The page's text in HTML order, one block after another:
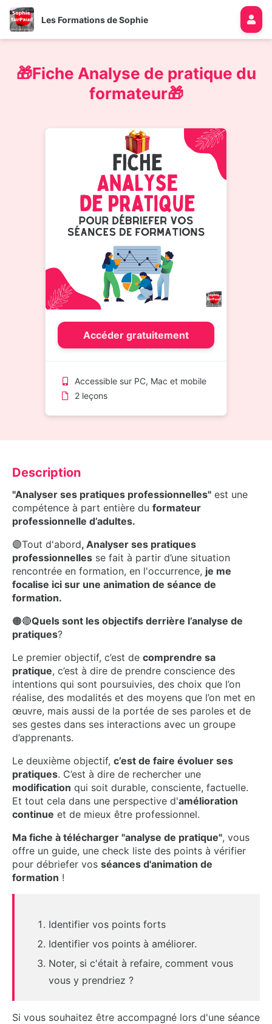
Les Formations de Sophie
🎁Fiche Analyse de pratique du
formateur🎁
Accéder gratuitement
Accessible sur PC, Mac et mobile
2 leçons
Description
"Analyser ses pratiques professionnelles" est une
compétence à part entière du formateur
professionnelle d’adultes.
🟣Tout d'abord, Analyser ses pratiques
professionnelles se fait à partir d’une situation
rencontrée en formation, en l'occurrence, je me
focalise ici sur une animation de séance de
formation.
🟠🔴Quels sont les objectifs derrière l’analyse de
pratiques?
Le premier objectif, c’est de comprendre sa
pratique, c’est à dire de prendre conscience des
intentions qui sont poursuivies, des choix que l’on
réalise, des modalités et des moyens que l’on met en
œuvre, mais aussi de la portée de ses paroles et de
ses gestes dans ses interactions avec un groupe
d’apprenants.
Le deuxième objectif, c’est de faire évoluer ses
pratiques. C’est à dire de rechercher une
modification qui soit durable, consciente, factuelle.
Et tout cela dans une perspective d'amélioration
continue et de mieux être professionnel.
Ma fiche à télécharger "analyse de pratique", vous
offre un guide, une check liste des points à vérifier
pour débriefer vos séances d'animation de
formation !
Identifier vos points forts
Identifier vos points à améliorer.
Noter, si c'était à refaire, comment vous
vous y prendriez ?
Si vous souhaitez être accompagné lors d'une séance